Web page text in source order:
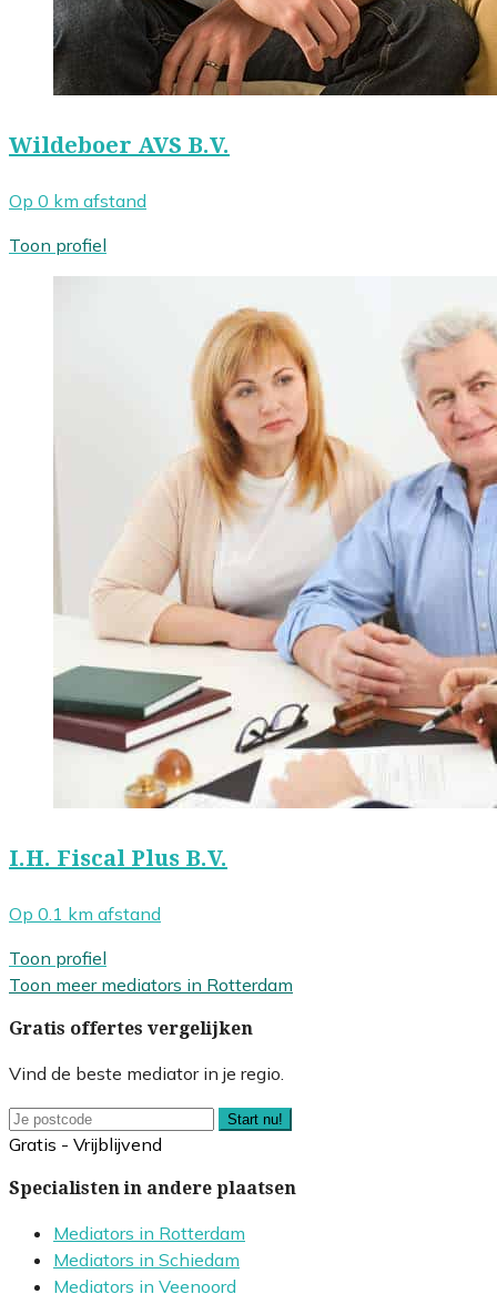
Wildeboer AVS B.V.
Op 0 km afstand
Toon profiel
I.H. Fiscal Plus B.V.
Op 0.1 km afstand
Toon profiel
Toon meer mediators in Rotterdam
Gratis offertes vergelijken
Vind de beste mediator in je regio.
Start nu!
Gratis - Vrijblijvend
Specialisten in andere plaatsen
Mediators in Rotterdam
Mediators in Schiedam
Mediators in Veenoord